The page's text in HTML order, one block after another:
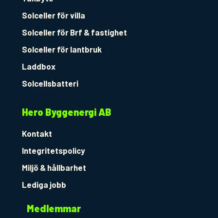
Solceller för villa
Solceller för Brf & fastighet
Solceller för lantbruk
Laddbox
Solcellsbatteri
Hero Byggenergi AB
Kontakt
Integritetspolicy
Miljö & hållbarhet
Lediga jobb
Medlemmar